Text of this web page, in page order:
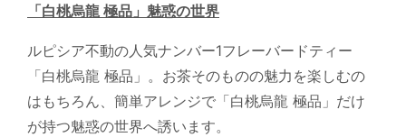
「白桃烏龍 極品」魅惑の世界
ルピシア不動の人気ナンバー1フレーバードティー
「白桃烏龍 極品」。お茶そのものの魅力を楽しむの
はもちろん、簡単アレンジで「白桃烏龍 極品」だけ
が持つ魅惑の世界へ誘います。